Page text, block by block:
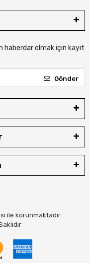
haberdar olmak için kayıt
Gönder
ile korunmaktadır.